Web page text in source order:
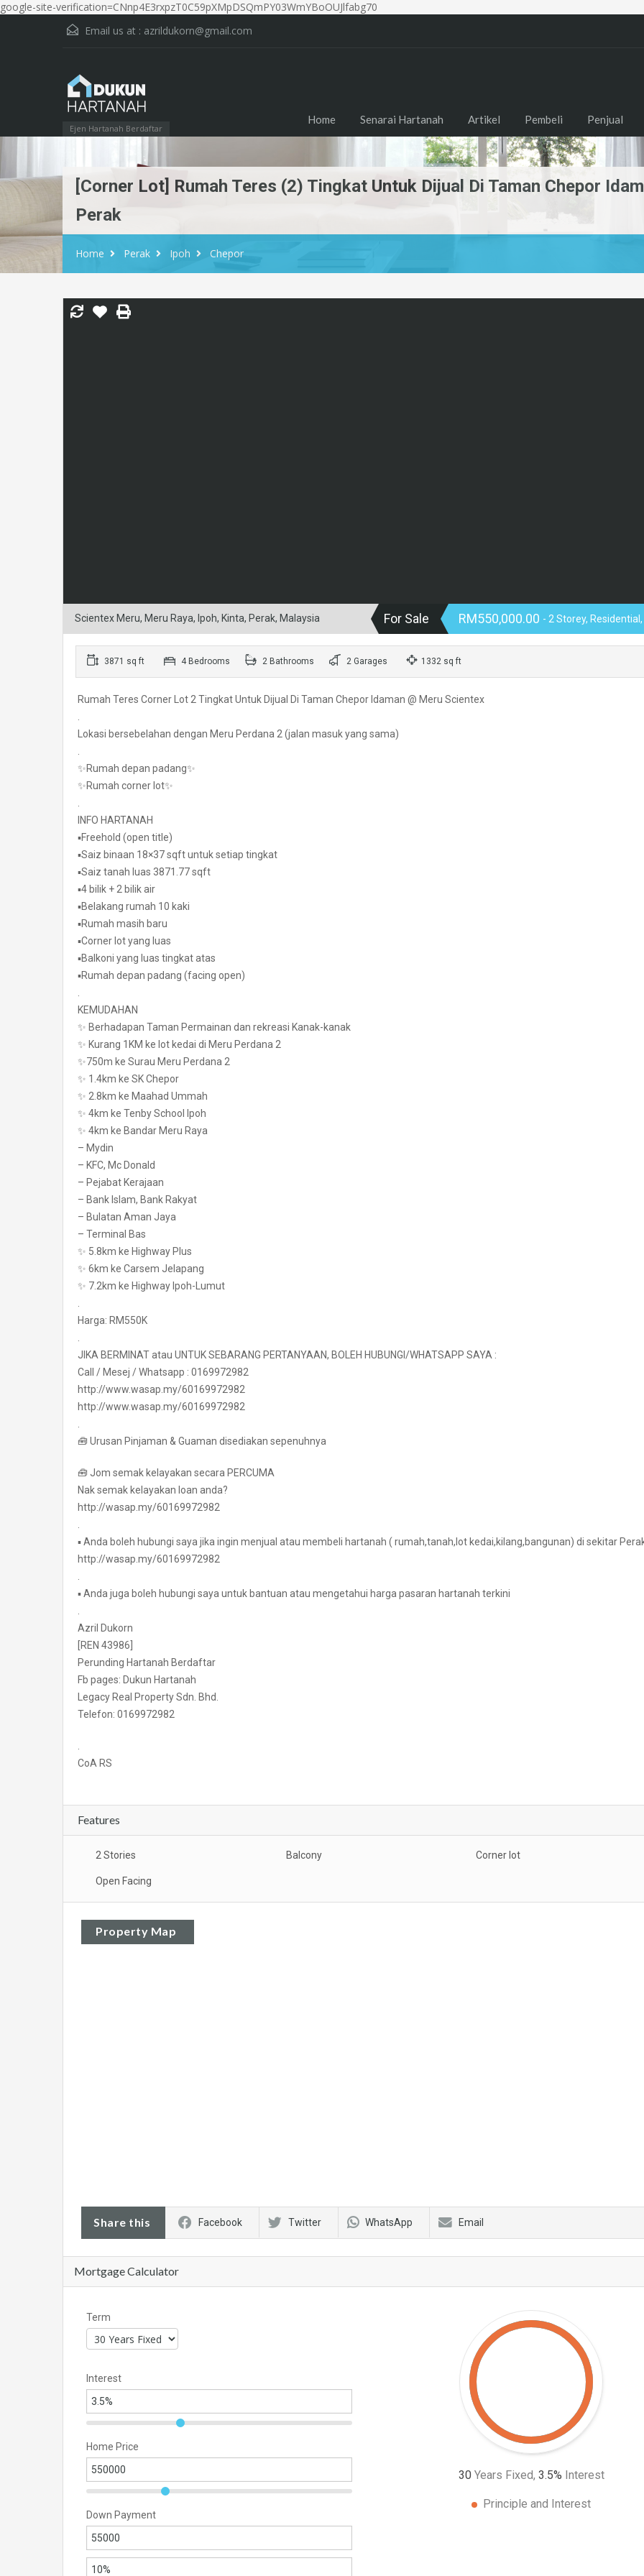
google-site-verification=CNnp4E3rxpzT0C59pXMpDSQmPY03WmYBoOUJlfabg70
Email us at : azrildukorn@gmail.com
Ejen Hartanah Berdaftar
Home Senarai Hartanah Artikel Pembeli Penjual
[Corner Lot] Rumah Teres (2) Tingkat Untuk Dijual Di Taman Chepor
Perak
Home Perak Ipoh Chepor
Scientex Meru, Meru Raya, Ipoh, Kinta, Perak, Malaysia For Sale RM550,000.00 - 2 Storey,
3871 sq ft 4 Bedrooms 2 Bathrooms 2 Garages 1332 sq ft
Rumah Teres Corner Lot 2 Tingkat Untuk Dijual Di Taman Chepor Idaman @ Meru Scientex
.
Lokasi bersebelahan dengan Meru Perdana 2 (jalan masuk yang sama)
.
✨Rumah depan padang✨
✨Rumah corner lot✨
.
INFO HARTANAH
▪️Freehold (open title)
▪️Saiz binaan 18×37 sqft untuk setiap tingkat
▪️Saiz tanah luas 3871.77 sqft
▪️4 bilik + 2 bilik air
▪️Belakang rumah 10 kaki
▪️Rumah masih baru
▪️Corner lot yang luas
▪️Balkoni yang luas tingkat atas
▪️Rumah depan padang (facing open)
.
KEMUDAHAN
✨ Berhadapan Taman Permainan dan rekreasi Kanak-kanak
✨ Kurang 1KM ke lot kedai di Meru Perdana 2
✨750m ke Surau Meru Perdana 2
✨ 1.4km ke SK Chepor
✨ 2.8km ke Maahad Ummah
✨ 4km ke Tenby School Ipoh
✨ 4km ke Bandar Meru Raya
– Mydin
– KFC, Mc Donald
– Pejabat Kerajaan
– Bank Islam, Bank Rakyat
– Bulatan Aman Jaya
– Terminal Bas
✨ 5.8km ke Highway Plus
✨ 6km ke Carsem Jelapang
✨ 7.2km ke Highway Ipoh-Lumut
.
Harga: RM550K
.
JIKA BERMINAT atau UNTUK SEBARANG PERTANYAAN, BOLEH HUBUNGI/WHATSAPP SAYA :
Call / Mesej / Whatsapp : 0169972982
http://www.wasap.my/60169972982
http://www.wasap.my/60169972982
.
🧰 Urusan Pinjaman & Guaman disediakan sepenuhnya
🧰 Jom semak kelayakan secara PERCUMA
Nak semak kelayakan loan anda?
http://wasap.my/60169972982
.
▪ Anda boleh hubungi saya jika ingin menjual atau membeli hartanah ( rumah,tanah,lot kedai,kilang,bangunan) di sekitar
http://wasap.my/60169972982
.
▪ Anda juga boleh hubungi saya untuk bantuan atau mengetahui harga pasaran hartanah terkini
.
Azril Dukorn
[REN 43986]
Perunding Hartanah Berdaftar
Fb pages: Dukun Hartanah
Legacy Real Property Sdn. Bhd.
Telefon: 0169972982
.
CoA RS
Features
2 Stories Balcony Corner lot
Open Facing
Property Map
Share this Facebook Twitter WhatsApp Email
Mortgage Calculator
Term
Interest
Home Price
Down Payment
30 Years Fixed, 3.5% Interest
Principle and Interest